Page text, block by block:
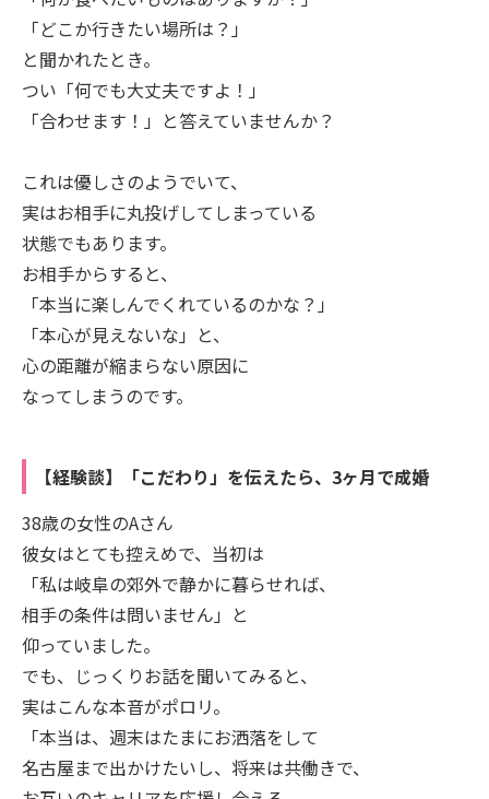
「どこか行きたい場所は？」
と聞かれたとき。
つい「何でも大丈夫ですよ！」
「合わせます！」と答えていませんか？
これは優しさのようでいて、
実はお相手に丸投げしてしまっている
状態でもあります。
お相手からすると、
「本当に楽しんでくれているのかな？」
「本心が見えないな」と、
心の距離が縮まらない原因に
なってしまうのです。
【経験談】「こだわり」を伝えたら、3ヶ月で成婚
38歳の女性のAさん
彼女はとても控えめで、当初は
「私は岐阜の郊外で静かに暮らせれば、
相手の条件は問いません」と
仰っていました。
でも、じっくりお話を聞いてみると、
実はこんな本音がポロリ。
「本当は、週末はたまにお洒落をして
名古屋まで出かけたいし、将来は共働きで、